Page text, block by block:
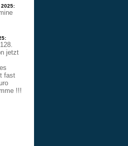
2025:
jetzt
fast
!!!